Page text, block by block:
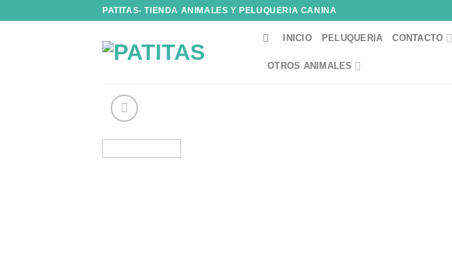
PATITAS- TIENDA ANIMALES Y PELUQUERIA CANINA
INICIO PELUQUERIA CONTACTO
OTROS ANIMALES